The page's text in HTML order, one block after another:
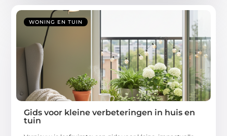
WONING EN TUIN
Gids voor kleine verbeteringen in huis en
tuin